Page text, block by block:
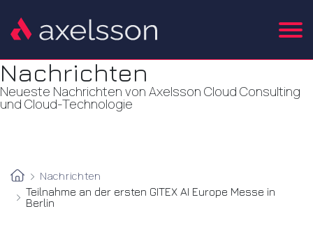
Nachrichten
Neueste Nachrichten von Axelsson Cloud Consulting
und Cloud-Technologie
Nachrichten
Teilnahme an der ersten GITEX AI Europe Messe in
Berlin